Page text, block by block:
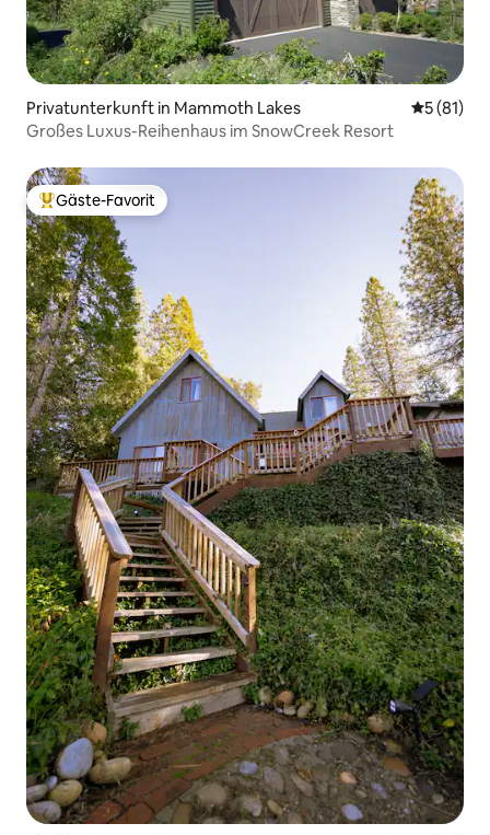
Privatunterkunft in Mammoth Lakes
5 (81)
Großes Luxus-Reihenhaus im SnowCreek Resort
Beliebter Gäste-Favorit.
Gäste-Favorit